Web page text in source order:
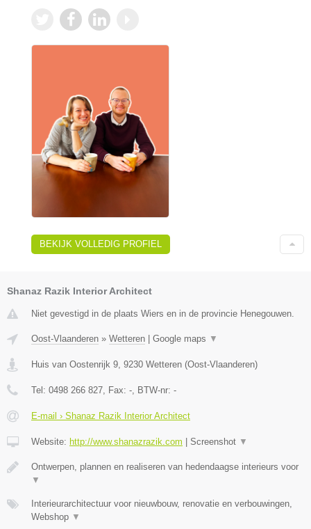
BEKIJK VOLLEDIG PROFIEL
Shanaz Razik Interior Architect
Niet gevestigd in de plaats Wiers en in de provincie Henegouwen.
Oost-Vlaanderen » Wetteren Google maps ▼
Huis van Oostenrijk 9, 9230 Wetteren (Oost-Vlaanderen)
Tel: 0498 266 827, Fax: -, BTW-nr: -
E-mail › Shanaz Razik Interior Architect
Website: http://www.shanazrazik.com Screenshot ▼
Ontwerpen, plannen en realiseren van hedendaagse interieurs voor
▼
Interieurarchitectuur voor nieuwbouw, renovatie en verbouwingen,
Webshop ▼